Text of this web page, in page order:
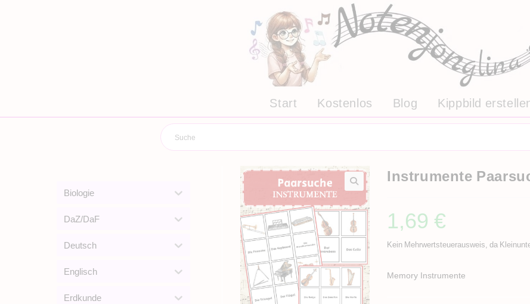
Start Kostenlos Blog Kippbild
Instrumente
1,69 €
Kein Mehrwertsteuerausweis, da
Memory Instrumente
Biologie
DaZ/DaF
Deutsch
Englisch
Erdkunde